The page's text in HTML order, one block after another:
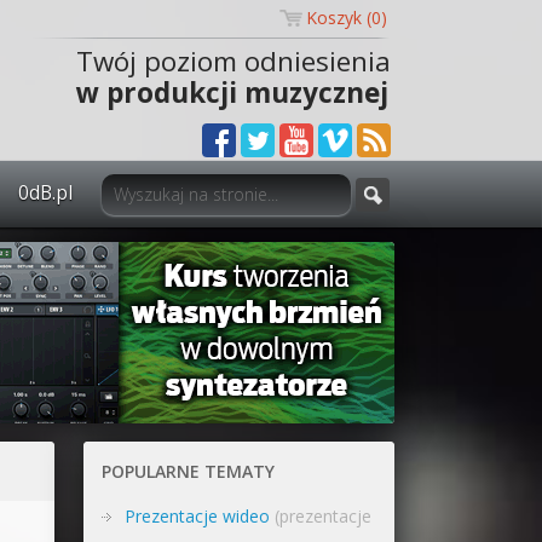
Koszyk (0)
Twój poziom odniesienia
w produkcji muzycznej
0dB.pl
0dB.pl - informacje
Newsletter
Materiały dla mediów
Archiwum aktualności
POPULARNE TEMATY
Prezentacje wideo (prezentacje